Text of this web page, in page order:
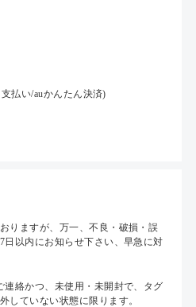
払い/auかんたん決済)
りますが、万一、不良・破損・誤
日以内にお知らせ下さい、早急に対
連絡かつ、未使用・未開封で、タグ
していない状態に限ります。